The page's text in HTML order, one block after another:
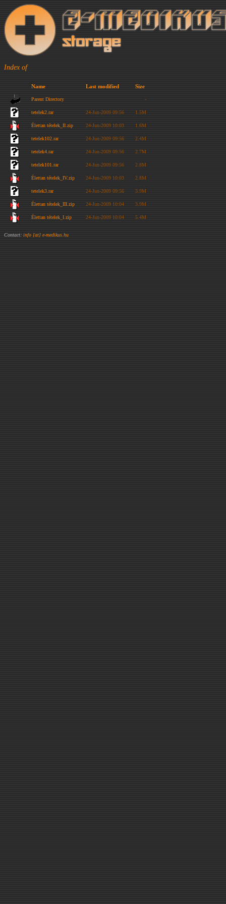
Index of
Name Last modified Size
Parent Directory -
tetelek2.rar 24-Jun-2009 09:56 1.5M
Élettan tételek_II.zip 24-Jun-2009 10:03 1.6M
tetelek102.rar 24-Jun-2009 09:56 2.4M
tetelek4.rar 24-Jun-2009 09:56 2.7M
tetelek101.rar 24-Jun-2009 09:56 2.8M
Élettan tételek_IV.zip 24-Jun-2009 10:03 2.8M
tetelek3.rar 24-Jun-2009 09:56 3.9M
Élettan tételek_III.zip 24-Jun-2009 10:04 3.9M
Élettan tételek_I.zip 24-Jun-2009 10:04 5.4M
Contact: info [at] e-medikus.hu